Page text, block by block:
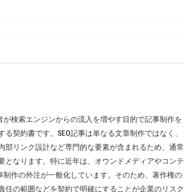
検索エンジンからの流入を増やす目的で記事制作を
契約書です。SEO記事は単なる文章制作ではなく、
リンク設計など専門的な要素が含まれるため、通常
なります。特に近年は、オウンドメディアやコンテ
制作の外注が一般化しています。そのため、著作権の
の範囲などを契約で明確にすることが企業のリスク